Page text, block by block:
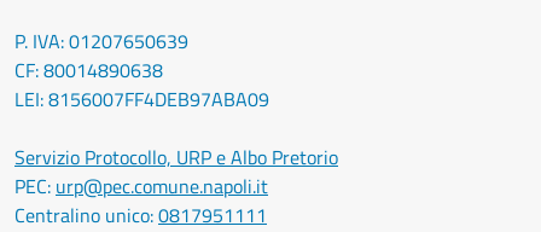
P. IVA: 01207650639
CF: 80014890638
LEI: 8156007FF4DEB97ABA09
Servizio Protocollo, URP e Albo Pretorio
PEC: urp@pec.comune.napoli.it
Centralino unico:0817951111